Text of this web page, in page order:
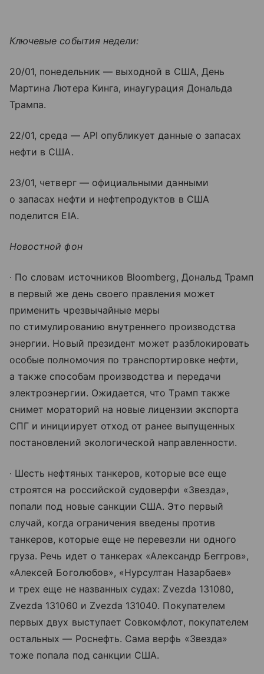
Ключевые события недели:
20/01, понедельник — выходной в США, День
Мартина Лютера Кинга, инаугурация Дональда
Трампа.
22/01, среда — API опубликует данные о запасах
нефти в США.
23/01, четверг — официальными данными
о запасах нефти и нефтепродуктов в США
поделится EIA.
Новостной фон
∙ По словам источников Bloomberg, Дональд Трамп
в первый же день своего правления может
применить чрезвычайные меры
по стимулированию внутреннего производства
энергии. Новый президент может разблокировать
особые полномочия по транспортировке нефти,
а также способам производства и передачи
электроэнергии. Ожидается, что Трамп также
снимет мораторий на новые лицензии экспорта
СПГ и инициирует отход от ранее выпущенных
постановлений экологической направленности.
∙ Шесть нефтяных танкеров, которые все еще
строятся на российской судоверфи «Звезда»,
попали под новые санкции США. Это первый
случай, когда ограничения введены против
танкеров, которые еще не перевезли ни одного
груза. Речь идет о танкерах «Александр Беггров»,
«Алексей Боголюбов», «Нурсултан Назарбаев»
и трех еще не названных судах: Zvezda 131080,
Zvezda 131060 и Zvezda 131040. Покупателем
первых двух выступает Совкомфлот, покупателем
остальных — Роснефть. Сама верфь «Звезда»
тоже попала под санкции США.